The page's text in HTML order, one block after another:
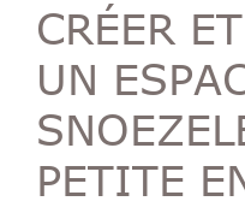
CRÉER
UN
PETITE